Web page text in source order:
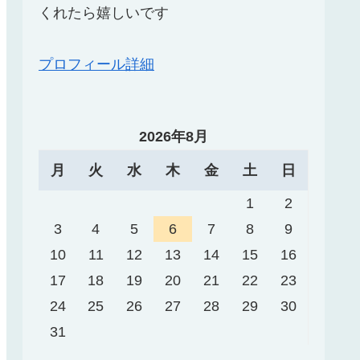
くれたら嬉しいです
プロフィール詳細
2026年8月
月 火 水 木 金 土 日
1
2
3
4 5 6 7 8
9
10
11 12 13 14 15
16
17
18 19 20 21 22
23
24
25 26 27 28 29
30
31